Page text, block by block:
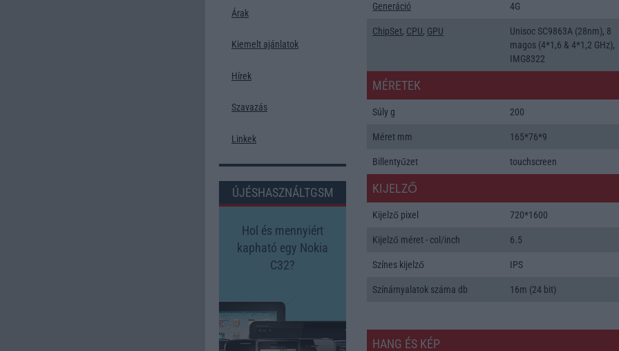
Árak
Kiemelt ajánlatok
Hírek
Szavazás
Linkek
ÚJÉSHASZNÁLTGSM
Hol és mennyiért
kapható egy Nokia
C32?
Generáció 4G
ChipSet, CPU, GPU
Unisoc SC9863A (28nm), 8
magos (4*1,6 & 4*1,2 GHz),
IMG8322
MÉRETEK
Súly g 200
Méret mm 165*76*9
Billentyűzet touchscreen
KIJELZŐ
Kijelző pixel 720*1600
Kijelző méret - col/inch 6.5
Színes kijelző IPS
Színárnyalatok száma db 16m (24 bit)
HANG ÉS KÉP